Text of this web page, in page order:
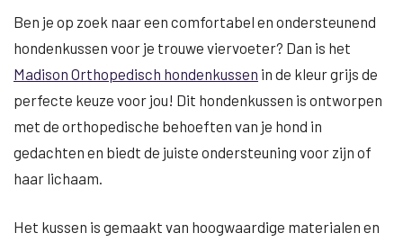
Ben je op zoek naar een comfortabel en ondersteunend
hondenkussen voor je trouwe viervoeter? Dan is het
Madison Orthopedisch hondenkussen in de kleur grijs de
perfecte keuze voor jou! Dit hondenkussen is ontworpen
met de orthopedische behoeften van je hond in
gedachten en biedt de juiste ondersteuning voor zijn of
haar lichaam.
Het kussen is gemaakt van hoogwaardige materialen en